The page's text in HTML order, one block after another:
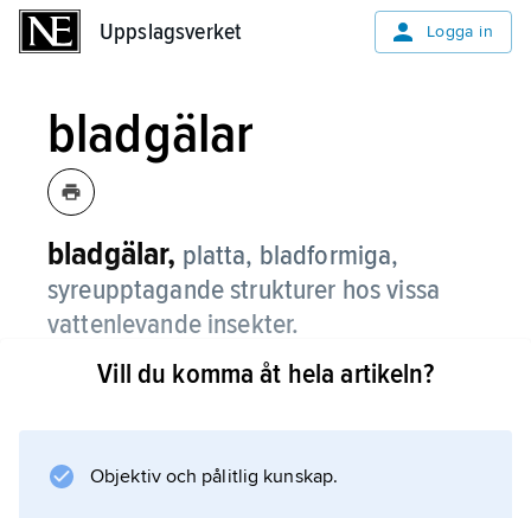
Uppslagsverket Logga in
bladgälar
bladgälar, platta, bladformiga,
syreupptagande strukturer hos vissa
vattenlevande insekter.
Så har t.ex. flicksländornas och
Vill du komma åt hela artikeln?
Objektiv och pålitlig kunskap.